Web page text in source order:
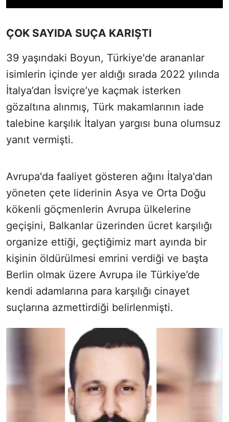
ÇOK SAYIDA SUÇA KARIŞTI
39 yaşındaki Boyun, Türkiye'de arananlar
isimlerin içinde yer aldığı sırada 2022 yılında
İtalya’dan İsviçre’ye kaçmak isterken
gözaltına alınmış, Türk makamlarının iade
talebine karşılık İtalyan yargısı buna olumsuz
yanıt vermişti.
Avrupa'da faaliyet gösteren ağını İtalya'dan
yöneten çete liderinin Asya ve Orta Doğu
kökenli göçmenlerin Avrupa ülkelerine
geçişini, Balkanlar üzerinden ücret karşılığı
organize ettiği, geçtiğimiz mart ayında bir
kişinin öldürülmesi emrini verdiği ve başta
Berlin olmak üzere Avrupa ile Türkiye’de
kendi adamlarına para karşılığı cinayet
suçlarına azmettirdiği belirlenmişti.